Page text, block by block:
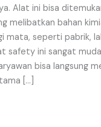
Alat ini bisa
melibatkan bahan
mata, seperti pabrik,
safety ini sangat
bisa langsung
[…]